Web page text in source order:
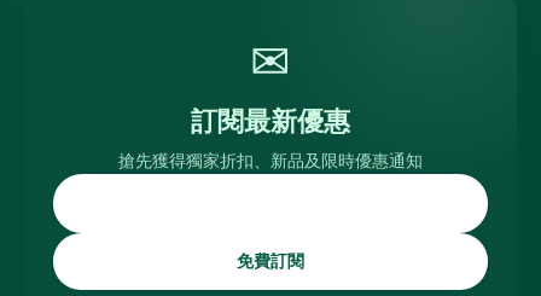
✉
訂閱最新優惠
搶先獲得獨家折扣、新品及限時優惠通知
免費訂閱